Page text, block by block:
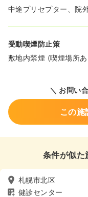
中途プリセプター、院
受動喫煙防止策
敷地内禁煙 (喫煙場所
＼ お問い
この施
条件が似た
札幌市北区
健診センター